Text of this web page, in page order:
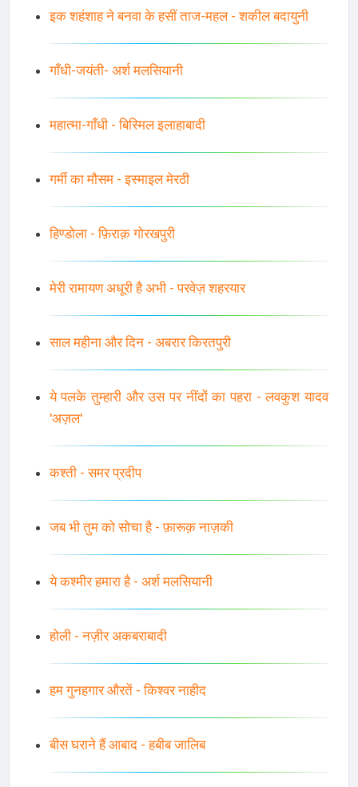
इक शहंशाह ने बनवा के हसीं ताज-महल - शकील बदायुनी
गाँधी-जयंती- अर्श मलसियानी
महात्मा-गाँधी - बिस्मिल इलाहाबादी
गर्मी का मौसम - इस्माइल मेरठी
हिण्डोला - फ़िराक़ गोरखपुरी
मेरी रामायण अधूरी है अभी - परवेज़ शहरयार
साल महीना और दिन - अबरार किरतपुरी
ये पलके तुम्हारी और उस पर नींदों का पहरा - लवकुश यादव
'अज़ल'
कश्ती - समर प्रदीप
जब भी तुम को सोचा है - फ़ारूक़ नाज़की
ये कश्मीर हमारा है - अर्श मलसियानी
होली - नज़ीर अकबराबादी
हम गुनहगार औरतें - किश्वर नाहीद
बीस घराने हैं आबाद - हबीब जालिब